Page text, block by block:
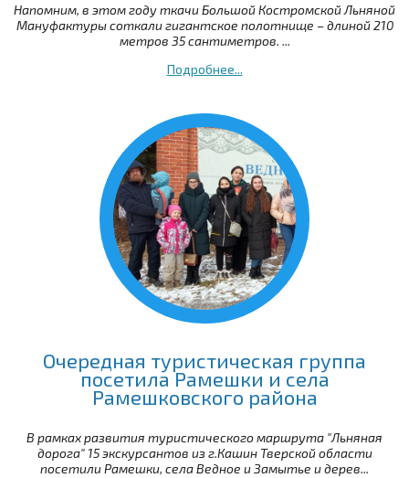
Напомним, в этом году ткачи Большой Костромской Льняной
Мануфактуры соткали гигантское полотнище – длиной 210
метров 35 сантиметров. ...
Подробнее...
Очередная туристическая группа
посетила Рамешки и села
Рамешковского района
В рамках развития туристического маршрута "Льняная
дорога" 15 экскурсантов из г.Кашин Тверской области
посетили Рамешки, села Ведное и Замытье и дерев...